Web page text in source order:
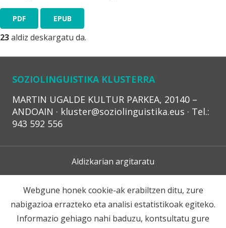
PDF EPUB
23aldiz deskargatu da.
SOZIOLINGUISTIKA KLUSTERRA
MARTIN UGALDE KULTUR PARKEA, 20140 –
ANDOAIN · kluster@soziolinguistika.eus · Tel.:
943 592 556
Aldizkarian argitaratu
Lege Oharra
Harpidetza
Webgune honek cookie-ak erabiltzen ditu, zure
nabigazioa errazteko eta analisi estatistikoak egiteko.
Informazio gehiago nahi baduzu, kontsultatu gure